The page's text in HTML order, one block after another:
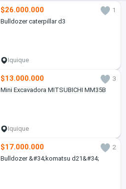
$26.000.000
1
Bulldozer caterpillar d3
Iquique
$13.000.000
3
Mini Excavadora MITSUBICHI MM35B
Iquique
$17.000.000
2
Bulldozer &#34;komatsu d21&#34;